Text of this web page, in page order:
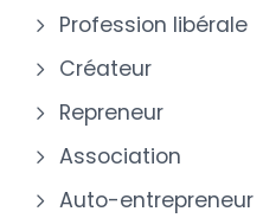
Profession libérale
Créateur
Repreneur
Association
Auto-entrepreneur